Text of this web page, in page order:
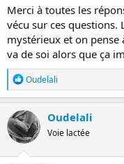
J'ai pas relevé sur le
que j'ai fait le lien avec les
demandé si j'avais pas
Bon pesée le 5/07 je
moins potelée..
Désolée pour le pavé !
Merci à toutes les
vécu sur ces questions.
mystérieux et on pense
va de soi alors que ça
R
é
a
c
t
i
o
n
Oudelali
Oudelali
Voie lactée